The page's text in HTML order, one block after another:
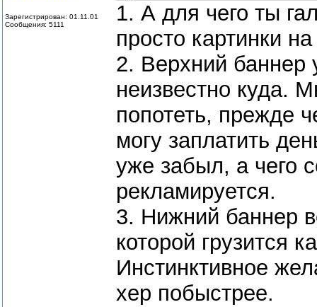
Зарегистрирован: 01.11.01
Сообщения: 5111
1. А для чего ты
просто картинки
2. Верхний баннер
неизвестно куда.
попотеть, прежде
могу заплатить
уже забыл, а чего
рекламируется.
3. Нижний баннер
которой грузится
Инстинктивное
хер побыстрее.